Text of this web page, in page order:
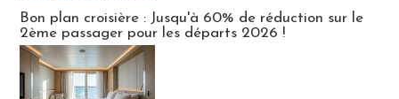
Bon plan croisière : Jusqu'à 60% de réduction sur le
2ème passager pour les départs 2026 !